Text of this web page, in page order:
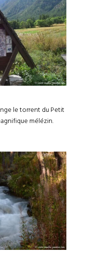
le torrent du Petit
mélézin.